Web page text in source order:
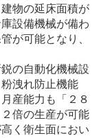
物の延床面積が
設備機械が備わ
が可能となり、
の自動化機械設
洩れ防止機能
産能力も「２８
倍の生産が可能
く衛生面におい